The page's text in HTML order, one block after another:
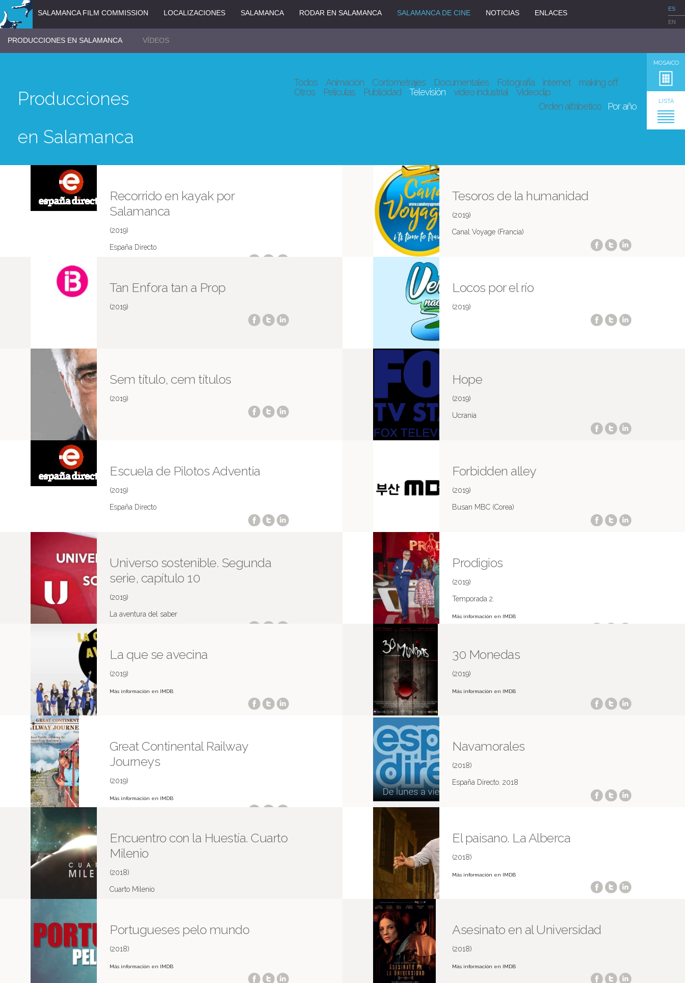
ES
EN
SALAMANCA FILM COMMISSION LOCALIZACIONES SALAMANCA RODAR EN SALAMANCA SALAMANCA DE CINE NOTICIAS ENLACES
PRODUCCIONES EN SALAMANCA VÍDEOS
MOSAICO
LISTA
Todos Animación Cortometrajes Documentales Fotografía internet
making off
Otros
Películas Publicidad Televisión vídeo industrial
Videoclip
Orden alfábetico
Por año
Producciones
en Salamanca
Recorrido en kayak por
Salamanca
(2019)
España Directo
Tesoros de la humanidad
(2019)
Canal Voyage (Francia)
Tan Enfora tan a Prop
(2019)
Locos por el río
(2019)
Sem título, cem títulos
(2019)
Hope
(2019)
Ucrania
Escuela de Pilotos Adventia
(2019)
España Directo
Forbidden alley
(2019)
Busan MBC (Corea)
Universo sostenible. Segunda
serie, capítulo 10
(2019)
La aventura del saber
Prodigios
(2019)
Temporada 2.
Más información en IMDB
La que se avecina
(2019)
Más información en IMDB
30 Monedas
(2019)
Más información en IMDB
Great Continental Railway
Journeys
(2019)
Más información en IMDB
Navamorales
(2018)
España Directo. 2018
Encuentro con la Huestía. Cuarto
Milenio
(2018)
Cuarto Milenio
El paisano. La Alberca
(2018)
Más información en IMDB
Portugueses pelo mundo
(2018)
Más información en IMDB
Asesinato en al Universidad
(2018)
Más información en IMDB